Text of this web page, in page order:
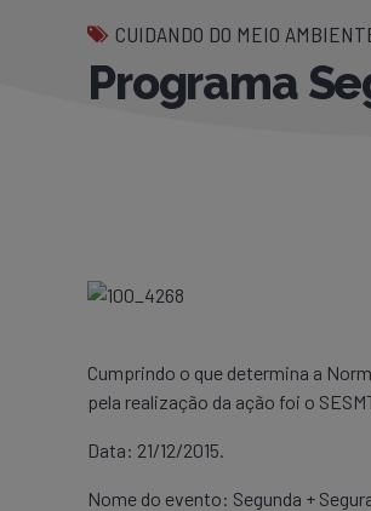
CUIDANDO DO MEIO
Programa
Cumprindo o que determina a
pela realização da ação foi o
Data: 21/12/2015.
Nome do evento: Segunda +